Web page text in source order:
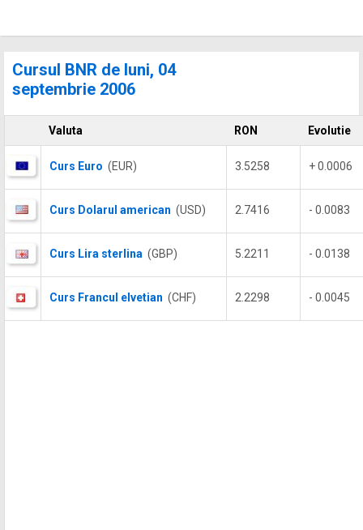
Cursul BNR de luni, 04
septembrie 2006
Valuta RON Evolutie
Curs Euro (EUR) 3.5258 + 0.0006
Curs Dolarul american (USD) 2.7416 - 0.0083
Curs Lira sterlina (GBP) 5.2211 - 0.0138
Curs Francul elvetian (CHF) 2.2298 - 0.0045